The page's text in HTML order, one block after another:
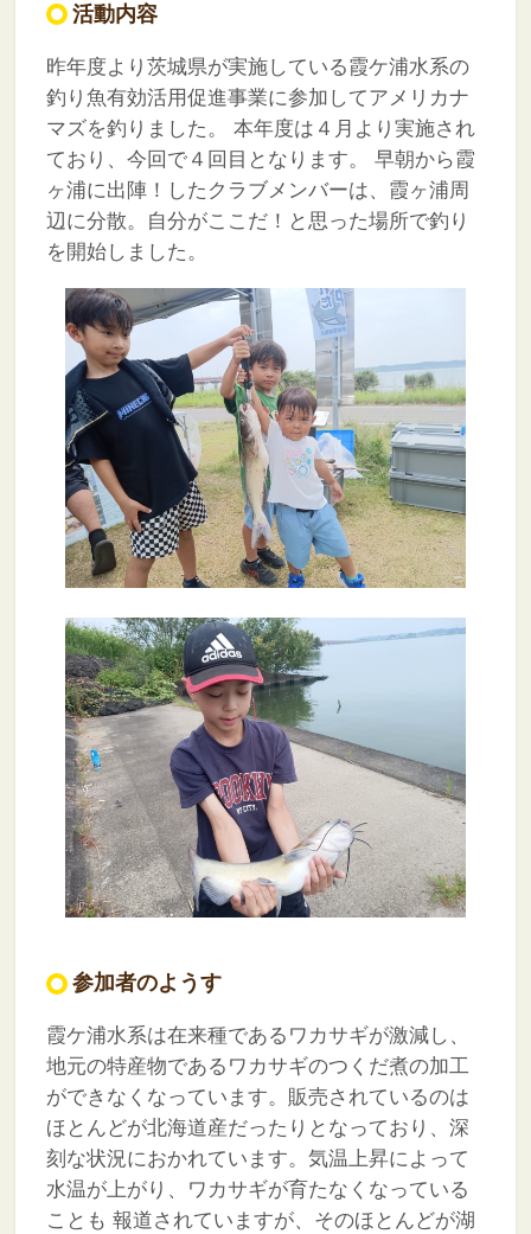
活動内容
昨年度より茨城県が実施している霞ケ浦水系の
釣り魚有効活用促進事業に参加してアメリカナ
マズを釣りました。
本年度は４月より実施され
ており、今回で４回目となります。
早朝から霞
ヶ浦に出陣！したクラブメンバーは、霞ヶ浦周
辺に分散。自分がここだ！と思った場所で釣り
を開始しました。
参加者のようす
霞ケ浦水系は在来種であるワカサギが激減し、
地元の特産物であるワカサギのつくだ煮の加工
ができなくなっています。販売されているのは
ほとんどが北海道産だったりとなっており、深
刻な状況におかれています。気温上昇によって
水温が上がり、ワカサギが育たなくなっている
ことも 報道されていますが、そのほとんどが湖